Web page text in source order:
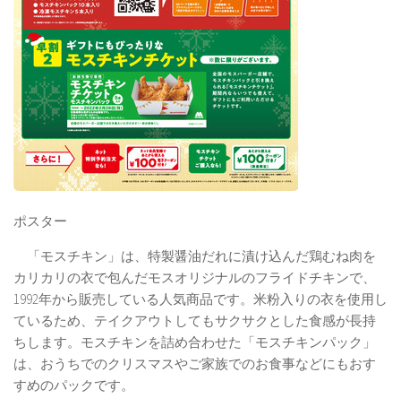
ポスター
「モスチキン」は、特製醤油だれに漬け込んだ鶏むね肉を
カリカリの衣で包んだモスオリジナルのフライドチキンで、
1992年から販売している人気商品です。米粉入りの衣を使用し
ているため、テイクアウトしてもサクサクとした食感が長持
ちします。モスチキンを詰め合わせた「モスチキンパック」
は、おうちでのクリスマスやご家族でのお食事などにもおす
すめのパックです。